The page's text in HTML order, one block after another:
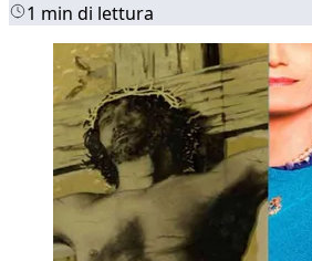
1 min di lettura